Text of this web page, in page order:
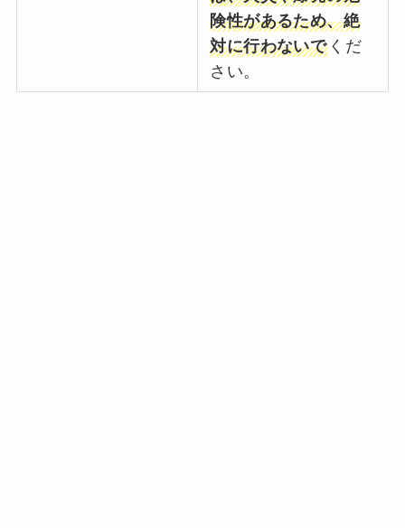
険性があるため、絶
対に行わないで くだ
さい。